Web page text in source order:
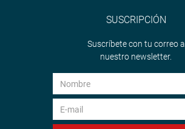
SUSCRIPCIÓN
Suscríbete con tu correo a
nuestro newsletter.